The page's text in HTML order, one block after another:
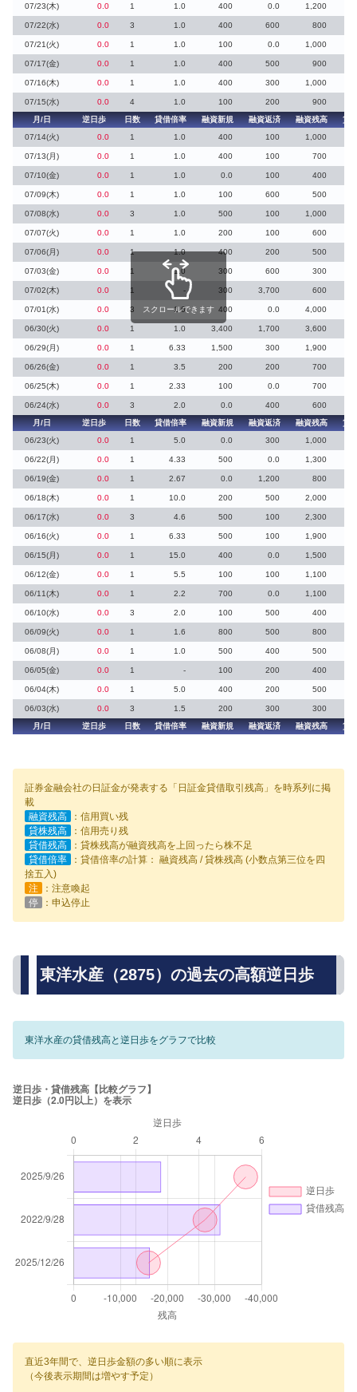
07/23(木) 0.0 1 1.0 400 0.0 1,200
07/22(水) 0.0 3 1.0 400 600 800
07/21(火) 0.0 1 1.0 100 0.0 1,000
07/17(金) 0.0 1 1.0 400 500 900
07/16(木) 0.0 1 1.0 400 300 1,000
07/15(水) 0.0 4 1.0 100 200
900
月/日
逆日歩 日数 貸借倍率 融資新規 融資返済 融資残高
貸
07/14(火)
0.0 1 1.0 400 100 1,000
07/13(月) 0.0 1 1.0 400 100 700
07/10(金) 0.0 1 1.0 0.0 100 400
07/09(木) 0.0 1 1.0 100 600 500
07/08(水) 0.0 3 1.0 500 100 1,000
07/07(火) 0.0 1 1.0 200 100 600
07/06(月) 0.0 1 1.0 400 200 500
07/03(金) 0.0 1 1.0 300 600 300
07/02(木) 0.0 1 - 300 3,700 600
07/01(水) 0.0 3 1.0 400 0.0 4,000
06/30(火) 0.0 1 1.0 3,400 1,700 3,600
06/29(月) 0.0 1 6.33 1,500 300 1,900
06/26(金) 0.0 1 3.5 200 200 700
06/25(木) 0.0 1 2.33 100 0.0 700
06/24(水) 0.0 3 2.0 0.0 400
600
月/日
逆日歩 日数 貸借倍率 融資新規 融資返済 融資残高
貸
06/23(火)
0.0 1 5.0 0.0 300 1,000
06/22(月) 0.0 1 4.33 500 0.0 1,300
06/19(金) 0.0 1 2.67 0.0 1,200 800
06/18(木) 0.0 1 10.0 200 500 2,000
06/17(水) 0.0 3 4.6 500 100 2,300
06/16(火) 0.0 1 6.33 500 100 1,900
06/15(月) 0.0 1 15.0 400 0.0 1,500
06/12(金) 0.0 1 5.5 100 100 1,100
06/11(木) 0.0 1 2.2 700 0.0 1,100
06/10(水) 0.0 3 2.0 100 500 400
06/09(火) 0.0 1 1.6 800 500 800
06/08(月) 0.0 1 1.0 500 400 500
06/05(金) 0.0 1 - 100 200 400
06/04(木) 0.0 1 5.0 400 200 500
06/03(水) 0.0 3 1.5 200 300
300
月/日
逆日歩 日数 貸借倍率 融資新規 融資返済 融資残高 貸
スクロールできます
証券金融会社の日証金が発表する「日証金貸借取引残高」を時系列に掲
載
融資残高
：信用買い残
貸株残高
：信用売り残
貸借残高
：貸株残高が融資残高を上回ったら株不足
貸借倍率
：貸借倍率の計算： 融資残高 / 貸株残高 (小数点第三位を四
捨五入)
注
：注意喚起
停
：申込停止
東洋水産（2875）の過去の高額逆日歩
東洋水産の貸借残高と逆日歩をグラフで比較
直近3年間で、逆日歩金額の多い順に表示
（今後表示期間は増やす予定）